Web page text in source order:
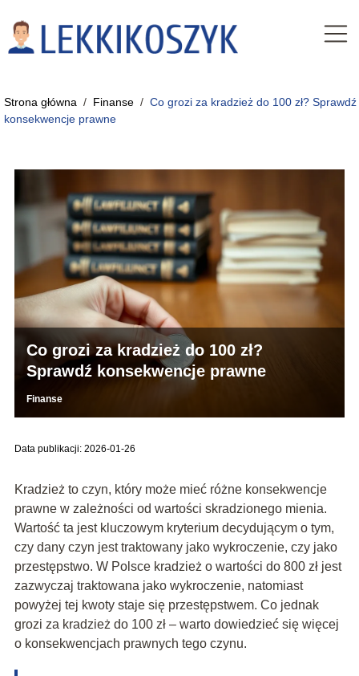
Strona główna / Finanse / Co grozi za kradzież do 100 zł? Sprawdź
konsekwencje prawne
Co grozi za kradzież do 100 zł?
Sprawdź konsekwencje prawne
Finanse
Data publikacji: 2026-01-26
Kradzież to czyn, który może mieć różne konsekwencje
prawne w zależności od wartości skradzionego mienia.
Wartość ta jest kluczowym kryterium decydującym o tym,
czy dany czyn jest traktowany jako wykroczenie, czy jako
przestępstwo. W Polsce kradzież o wartości do 800 zł jest
zazwyczaj traktowana jako wykroczenie, natomiast
powyżej tej kwoty staje się przestępstwem. Co jednak
grozi za kradzież do 100 zł – warto dowiedzieć się więcej
o konsekwencjach prawnych tego czynu.